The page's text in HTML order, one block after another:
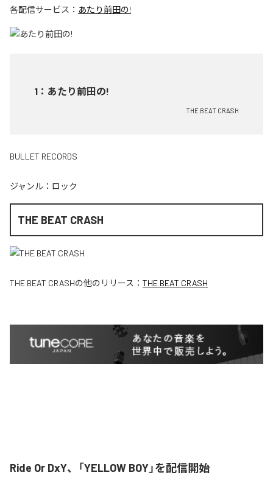
各配信サービス： あたり前田の!
1 ： あたり前田の!
THE BEAT CRASH
BULLET RECORDS
ジャンル： ロック
THE BEAT CRASH
THE BEAT CRASHの他のリリース： THE BEAT CRASH
Ride Or DxY、「YELLOW BOY」を配信開始